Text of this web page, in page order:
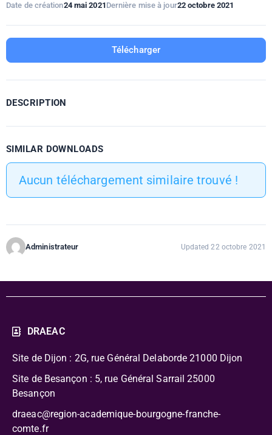
Date de création24 mai 2021 Dernière mise à jour22 octobre 2021
Télécharger
DESCRIPTION
SIMILAR DOWNLOADS
Aucun téléchargement similaire trouvé !
Administrateur Updated 22 octobre 2021
DRAEAC
Site de Dijon : 2G, rue Général Delaborde 21000 Dijon
Site de Besançon : 5, rue Général Sarrail 25000
Besançon
draeac@region-academique-bourgogne-franche-
comte.fr